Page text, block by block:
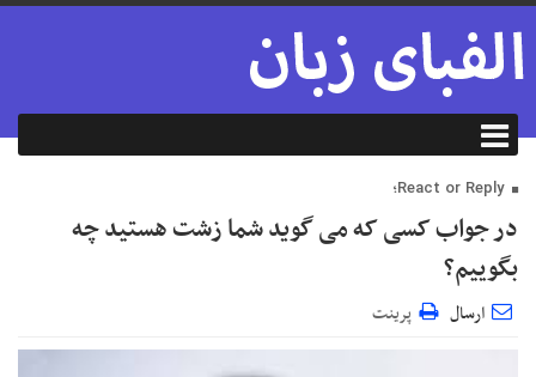
React or Reply؛
در جواب کسی که می گوید شما زشت هستید چه
بگوییم؟
ارسال پرینت